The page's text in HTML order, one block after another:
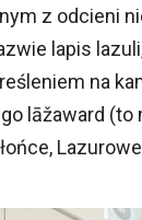
z odcieni
lapis
na
lāžaward